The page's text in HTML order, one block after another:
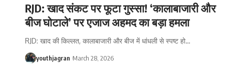
RJD: खाद संकट पर फूटा गुस्सा! ‘कालाबाजारी और
बीज घोटाले’ पर एजाज अहमद का बड़ा हमला
RJD: खाद की किल्लत, कालाबाजारी और बीज में धांधली से स्पष्ट हो…
youthjagran March 28, 2026